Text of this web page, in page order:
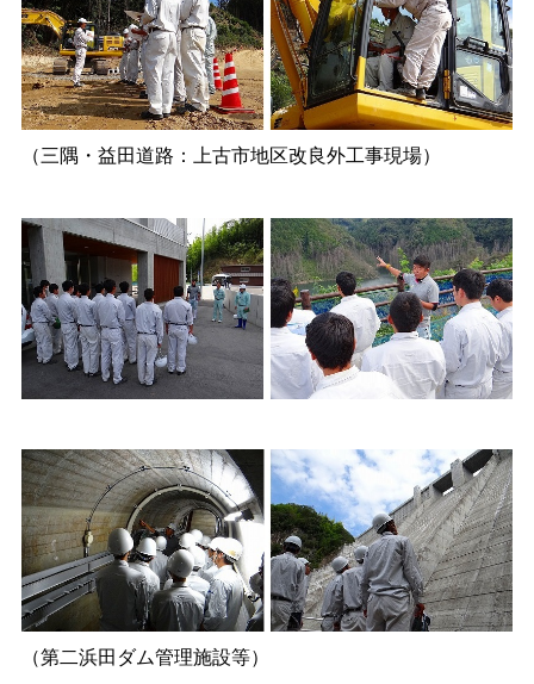
（三隅・益田道路：上古市地区改良外工事現場）
（第二浜田ダム管理施設等）